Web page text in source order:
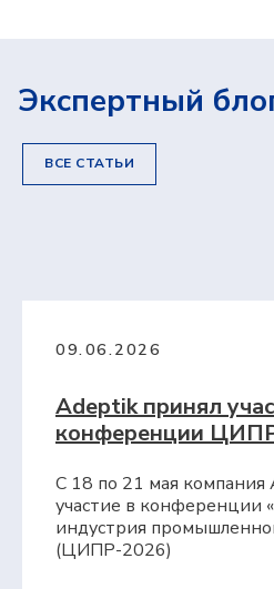
Экспертный
ВСЕ СТАТЬИ
09.06.2026
Adeptik принял
конференции
С 18 по 21 мая компания
участие в конференции
индустрия
(ЦИПР-2026)
Adeptik APS
производственного планирования
MES: МТ.Производство
Система для оперативного
Компания
О компании
Блог
Контакты
+7 (495) 241-02-76
expert@adeptik.com